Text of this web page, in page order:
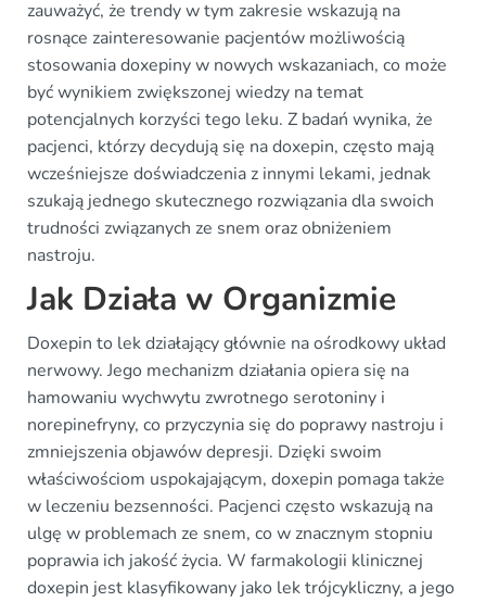
zauważyć, że trendy w tym zakresie wskazują na
rosnące zainteresowanie pacjentów możliwością
stosowania doxepiny w nowych wskazaniach, co może
być wynikiem zwiększonej wiedzy na temat
potencjalnych korzyści tego leku. Z badań wynika, że
pacjenci, którzy decydują się na doxepin, często mają
wcześniejsze doświadczenia z innymi lekami, jednak
szukają jednego skutecznego rozwiązania dla swoich
trudności związanych ze snem oraz obniżeniem
nastroju.
Jak Działa w Organizmie
Doxepin to lek działający głównie na ośrodkowy układ
nerwowy. Jego mechanizm działania opiera się na
hamowaniu wychwytu zwrotnego serotoniny i
norepinefryny, co przyczynia się do poprawy nastroju i
zmniejszenia objawów depresji. Dzięki swoim
właściwościom uspokajającym, doxepin pomaga także
w leczeniu bezsenności. Pacjenci często wskazują na
ulgę w problemach ze snem, co w znacznym stopniu
poprawia ich jakość życia. W farmakologii klinicznej
doxepin jest klasyfikowany jako lek trójcykliczny, a jego